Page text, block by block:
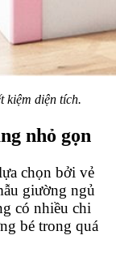
kiệm diện tích.
nhỏ gọn
chọn bởi vẻ
giường ngủ
có nhiều chi
bé trong quá